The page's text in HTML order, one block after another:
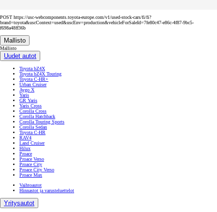
POST https://usc-webcomponents.toyota-europe.com/v1/used-stock-cars/fi/fi?
brand=toyota&uscContext=used&uscEnv=production&vehicleForSaleId=7fe80c47-e86c-4f87-9bc5-
f698a48ff36b
Mallisto
Mallisto
Uudet autot
Toyota bZ4X
Toyota bZ4X Touring
Toyota C-HR+
Urban Cruiser
Aygo X
Yaris
GR Yaris
Yaris Cross
Corolla Cross
Corolla Hatchback
Corolla Touring Sports
Corolla Sedan
Toyota C-HR
RAV4
Land Cruiser
Hilux
Proace
Proace Verso
Proace City
Proace City Verso
Proace Max
Vaihtoautot
Hinnastot ja varusteluettelot
Yritysautot